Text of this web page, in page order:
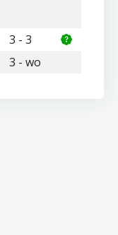
3 - 3
3 - wo